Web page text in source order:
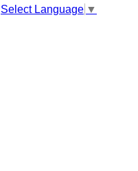
Select Language ▼